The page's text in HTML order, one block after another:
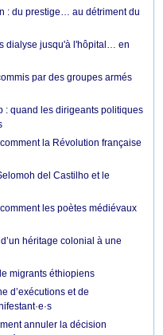
: du prestige… au détriment du
dialyse jusqu'à l'hôpital… en
par des groupes armés
: quand les dirigeants politiques
la Révolution française
del Castilho et le
les poètes médiévaux
héritage colonial à une
migrants éthiopiens
d’exécutions et de
annuler la décision